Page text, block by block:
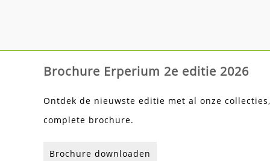
Brochure Erperium 2e editie 2026
Ontdek de nieuwste editie met al onze
complete brochure.
Brochure downloaden